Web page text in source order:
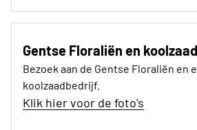
Gentse Floraliën en
Bezoek aan de Gentse Floraliën en
koolzaadbedrijf.
Klik hier voor de foto's